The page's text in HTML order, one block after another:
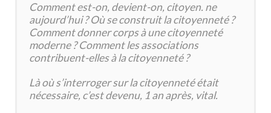
Comment est-on, devient-on, citoyen. ne
aujourd’hui ? Où se construit la citoyenneté ?
Comment donner corps à une citoyenneté
moderne ? Comment les associations
contribuent-elles à la citoyenneté ?
Là où s’interroger sur la citoyenneté était
nécessaire, c’est devenu, 1 an après, vital.